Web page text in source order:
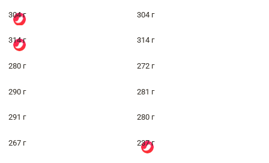
304 г 304 г
314 г 314 г
280 г 272 г
290 г 281 г
291 г 280 г
267 г 237 г